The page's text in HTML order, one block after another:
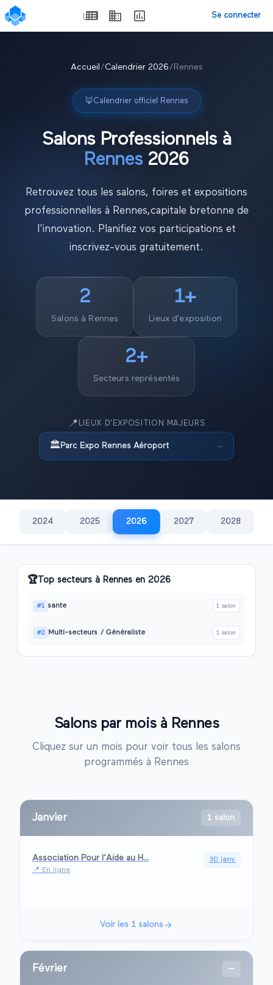
Se connecter
Accueil /Calendrier 2026/ Rennes
🦊Calendrier officiel Rennes
Salons Professionnels à
Rennes 2026
Retrouvez tous les salons, foires et expositions
professionnelles à Rennes,capitale bretonne de
l'innovation. Planifiez vos participations et
inscrivez-vous gratuitement.
2
Salons à Rennes
1+
Lieux d'exposition
2+
Secteurs représentés
📍 LIEUX D'EXPOSITION MAJEURS
🏛️ Parc Expo Rennes Aéroport →
2024 2025 2026 2027 2028
🏆Top secteurs à Rennes en 2026
#1 sante 1 salon
#2 Multi-secteurs / Généraliste 1 salon
Salons par mois à Rennes
Cliquez sur un mois pour voir tous les salons
programmés à Rennes
Janvier 1 salon
Association Pour l’Aide au H...
📍 En ligne
30 janv.
Voir les 1 salons
Février —